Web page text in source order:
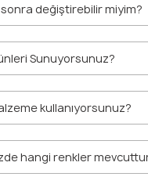
değiştirebilir miyim?
Sunuyorsunuz?
kullanıyorsunuz?
hangi renkler